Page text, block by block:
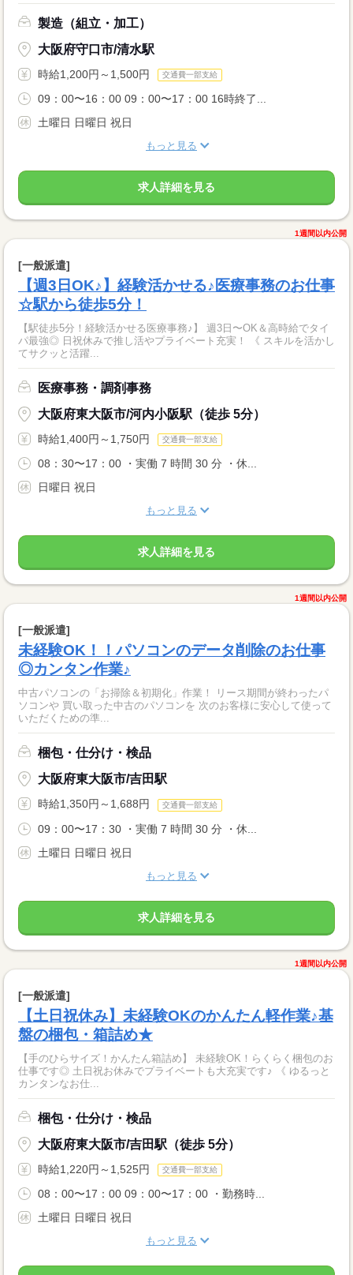
製造（組立・加工）
大阪府守口市/清水駅
時給1,200円～1,500円 交通費一部支給
09：00〜16：00 09：00〜17：00 16時終了...
土曜日 日曜日 祝日
もっと見る
求人詳細を見る
1週間以内公開
[一般派遣]
【週3日OK♪】経験活かせる♪医療事務のお仕事
☆駅から徒歩5分！
【駅徒歩5分！経験活かせる医療事務♪】 週3日〜OK＆高時給でタイ
パ最強◎ 日祝休みで推し活やプライベート充実！ 《 スキルを活かし
てサクッと活躍...
医療事務・調剤事務
大阪府東大阪市/河内小阪駅（徒歩 5分）
時給1,400円～1,750円 交通費一部支給
08：30〜17：00 ・実働 7 時間 30 分 ・休...
日曜日 祝日
もっと見る
求人詳細を見る
1週間以内公開
[一般派遣]
未経験OK！！パソコンのデータ削除のお仕事
◎カンタン作業♪
中古パソコンの「お掃除＆初期化」作業！ リース期間が終わったパ
ソコンや 買い取った中古のパソコンを 次のお客様に安心して使って
いただくための準...
梱包・仕分け・検品
大阪府東大阪市/吉田駅
時給1,350円～1,688円 交通費一部支給
09：00〜17：30 ・実働 7 時間 30 分 ・休...
土曜日 日曜日 祝日
もっと見る
求人詳細を見る
1週間以内公開
[一般派遣]
【土日祝休み】未経験OKのかんたん軽作業♪基
盤の梱包・箱詰め★
【手のひらサイズ！かんたん箱詰め】 未経験OK！らくらく梱包のお
仕事です◎ 土日祝お休みでプライベートも大充実です♪ 《 ゆるっと
カンタンなお仕...
梱包・仕分け・検品
大阪府東大阪市/吉田駅（徒歩 5分）
時給1,220円～1,525円 交通費一部支給
08：00〜17：00 09：00〜17：00 ・勤務時...
土曜日 日曜日 祝日
もっと見る